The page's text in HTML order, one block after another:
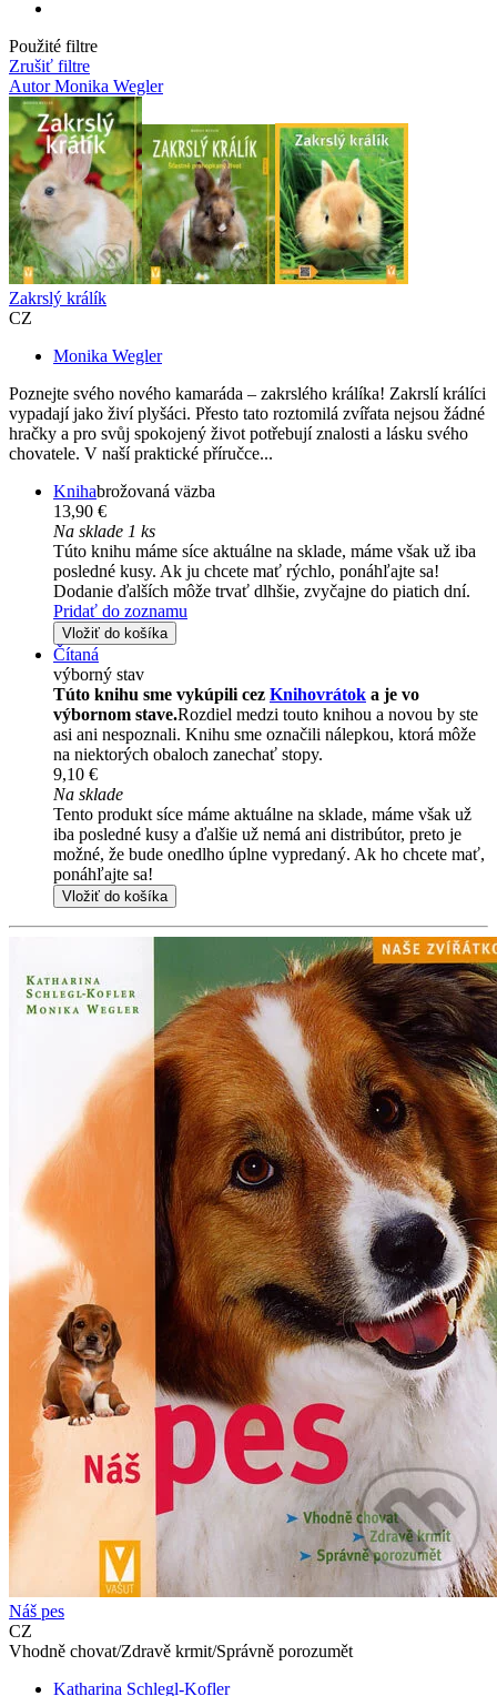
Použité filtre
Zrušiť filtre
Autor Monika Wegler
Zakrslý králík
CZ
Monika Wegler
Poznejte svého nového kamaráda – zakrslého králíka! Zakrslí králíci
vypadají jako živí plyšáci. Přesto tato roztomilá zvířata nejsou žádné
hračky a pro svůj spokojený život potřebují znalosti a lásku svého
chovatele. V naší praktické příručce...
Knihabrožovaná väzba
13,90 €
Na sklade 1 ks
Túto knihu máme síce aktuálne na sklade, máme však už iba
posledné kusy. Ak ju chcete mať rýchlo, ponáhľajte sa!
Dodanie ďalších môže trvať dlhšie, zvyčajne do piatich dní.
Pridať do zoznamu
Vložiť do košíka
Čítaná
výborný stav
Túto knihu sme vykúpili cez Knihovrátok a je vo
výbornom stave.Rozdiel medzi touto knihou a novou by ste
asi ani nespoznali. Knihu sme označili nálepkou, ktorá môže
na niektorých obaloch zanechať stopy.
9,10 €
Na sklade
Tento produkt síce máme aktuálne na sklade, máme však už
iba posledné kusy a ďalšie už nemá ani distribútor, preto je
možné, že bude onedlho úplne vypredaný. Ak ho chcete mať,
ponáhľajte sa!
Vložiť do košíka
Náš pes
CZ
Vhodně chovat/Zdravě krmit/Správně porozumět
Katharina Schlegl-Kofler